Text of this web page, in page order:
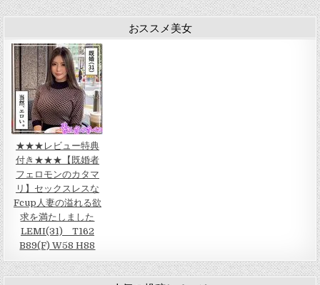
おススメ美女
★★★レビュー特典
付き★★★【既婚者
フェロモンのカタマ
リ】セックスレスな
Fcup人妻の溢れる欲
求を満たしました
LEMI(31) T162
B89(F) W58 H88